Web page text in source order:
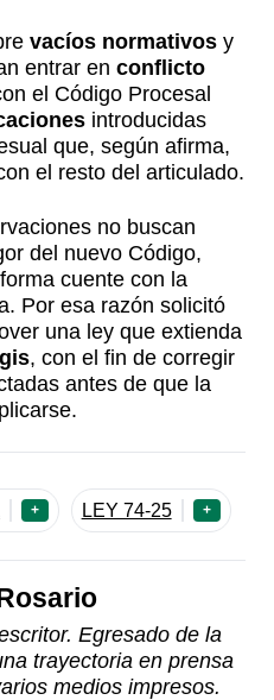
vacíos normativos y
entrar en conflicto
el Código Procesal
introducidas
que, según afirma,
el resto del articulado.
no buscan
del nuevo Código,
cuente con la
Por esa razón solicitó
una ley que extienda
, con el fin de corregir
antes de que la
+ LEY 74-25 +
Egresado de la
trayectoria en prensa
medios impresos.